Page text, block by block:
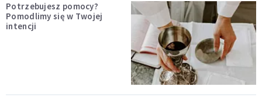
Potrzebujesz pomocy?
Pomodlimy się w Twojej
intencji